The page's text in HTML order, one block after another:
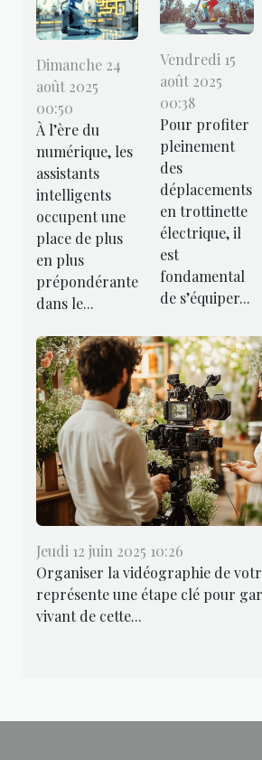
Dimanche 24
août 2025
00:50
À l’ère du
numérique, les
assistants
intelligents
occupent une
place de plus
en plus
prépondérante
dans le...
Vendredi 15
août 2025
00:38
Pour profiter
pleinement
des
déplacements
en trottinette
électrique, il
est
fondamental
de s’équiper...
Jeudi 12 juin 2025 10:26
Organiser la vidéographie de
représente une étape clé pour
vivant de cette...